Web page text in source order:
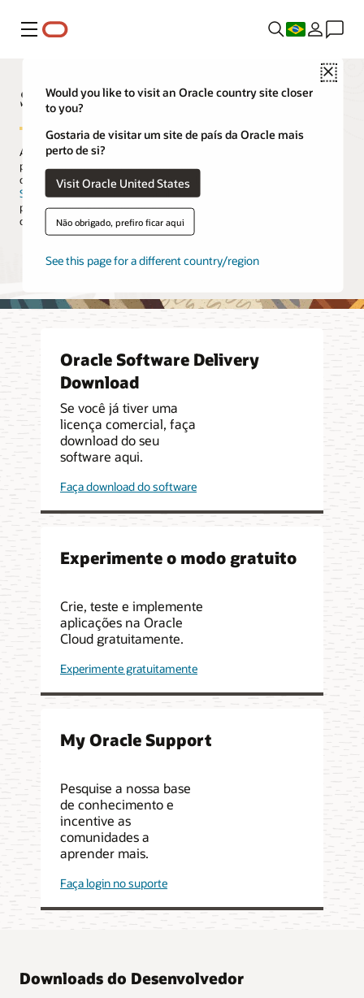
Menu
Close
Would you like to visit an Oracle country site closer
to you?
Gostaria de visitar um site de país da Oracle mais
perto de si?
Visit Oracle United States
Não obrigado, prefiro ficar aqui
See this page for a different country/region
Software Download
A central Oracle Software Download é o local que a sua empresa
pode usar para baixar o software da Oracle. Se já tiver uma licença
comercial, você deverá fazer o download do software do
Software Delivery Cloud
, o qual está especificamente planejado
para atender ao cliente. Vá aoMy Oracle Support
correções e obter suporte de software.
Oracle Software Delivery Cloud
Oracle Software Delivery
Download
Se você já tiver uma
licença comercial, faça
download do seu
software aqui.
Faça download do software
Experimente o modo gratuito
Crie, teste e implemente
aplicações na Oracle
Cloud gratuitamente.
Experimente gratuitamente
My Oracle Support
Pesquise a nossa base
de conhecimento e
incentive as
comunidades a
aprender mais.
Faça login no suporte
Downloads do Desenvolvedor